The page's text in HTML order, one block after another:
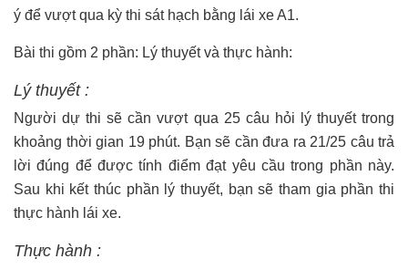
ý để vượt qua kỳ thi sát hạch bằng lái xe A1.
Bài thi gồm 2 phần: Lý thuyết và thực hành:
Lý thuyết :
Người dự thi sẽ cần vượt qua 25 câu hỏi lý thuyết trong
khoảng thời gian 19 phút. Bạn sẽ cần đưa ra 21/25 câu trả
lời đúng để được tính điểm đạt yêu cầu trong phần này.
Sau khi kết thúc phần lý thuyết, bạn sẽ tham gia phần thi
thực hành lái xe.
Thực hành :